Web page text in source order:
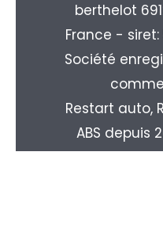
berthelot
France -
Société
Restart auto,
ABS depuis
région